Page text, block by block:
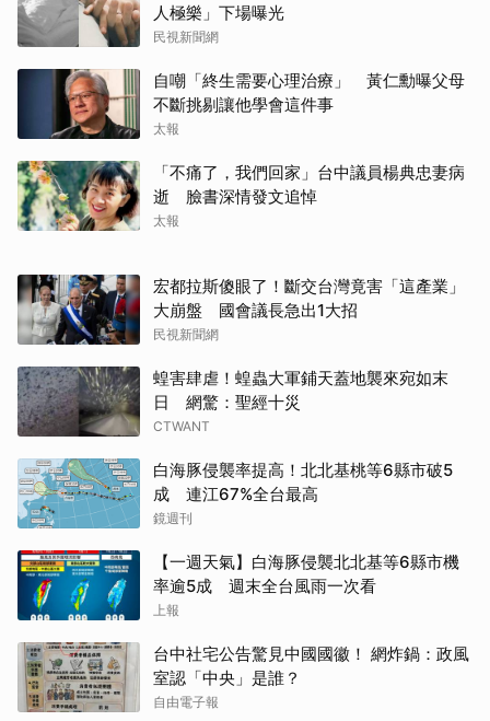
人極樂」下場曝光
民視新聞網
自嘲「終生需要心理治療」 黃仁勳曝父母
不斷挑剔讓他學會這件事
太報
「不痛了，我們回家」台中議員楊典忠妻病
逝 臉書深情發文追悼
太報
宏都拉斯傻眼了！斷交台灣竟害「這產業」
大崩盤 國會議長急出1大招
民視新聞網
蝗害肆虐！蝗蟲大軍鋪天蓋地襲來宛如末
日 網驚：聖經十災
CTWANT
白海豚侵襲率提高！北北基桃等6縣市破5
成 連江67%全台最高
鏡週刊
【一週天氣】白海豚侵襲北北基等6縣市機
率逾5成 週末全台風雨一次看
上報
台中社宅公告驚見中國國徽！ 網炸鍋：政風
室認「中央」是誰？
自由電子報